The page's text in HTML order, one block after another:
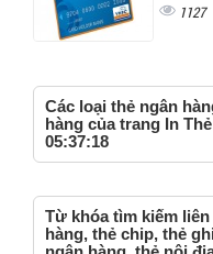
1127
Các loại thẻ ngân
hàng của trang In
05:37:18
Từ khóa tìm kiếm
hàng, thẻ chip, thẻ